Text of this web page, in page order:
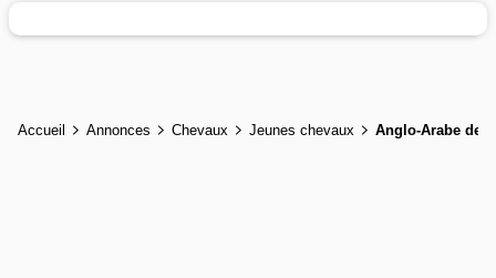
Accueil Annonces Chevaux Jeunes chevaux Anglo-Arabe de